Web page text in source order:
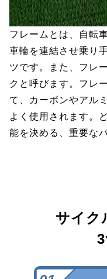
フレームとは、自転
車輪を連結させ乗り
ツです。また、フレ
クと呼びます。フレ
て、カーボンやアル
よく使用されます。
能を決める、重要な
サイク